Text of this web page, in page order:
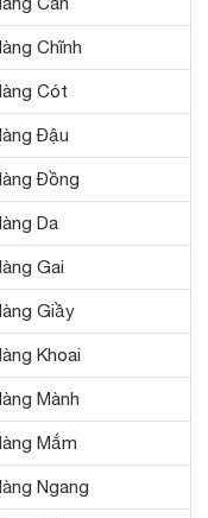
Chĩnh
Cót
Đậu
Đồng
Da
Gai
Giầy
Khoai
Mành
Mắm
Ngang